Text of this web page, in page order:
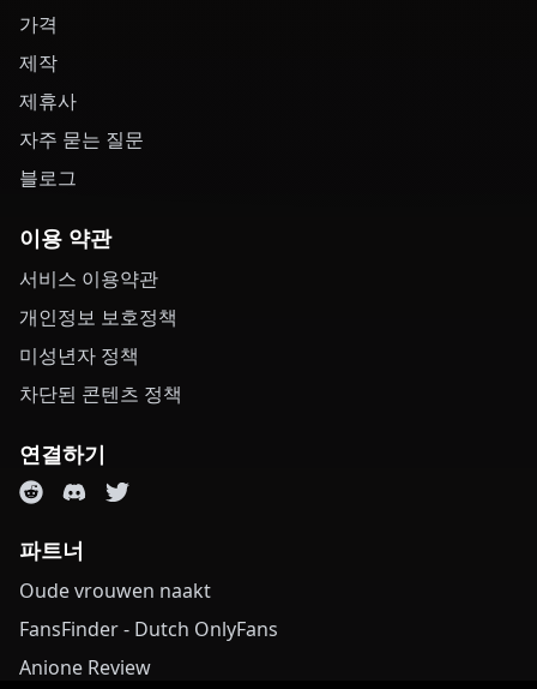
가격
제작
제휴사
자주 묻는 질문
블로그
이용 약관
서비스 이용약관
개인정보 보호정책
미성년자 정책
차단된 콘텐츠 정책
연결하기
파트너
Oude vrouwen naakt
FansFinder - Dutch OnlyFans
Anione Review